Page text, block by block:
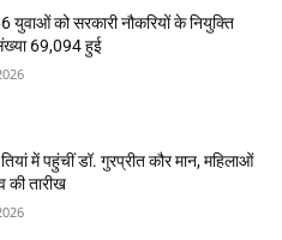
युवाओं को सरकारी नौकरियों के नियुक्ति
69,094 हुई
में पहुंचीं डॉ. गुरप्रीत कौर मान, महिलाओं
की तारीख